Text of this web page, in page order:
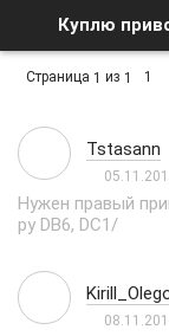
Страница 1 из 1 1
Tstasann
Нужен правый
ру DB6, DC1/